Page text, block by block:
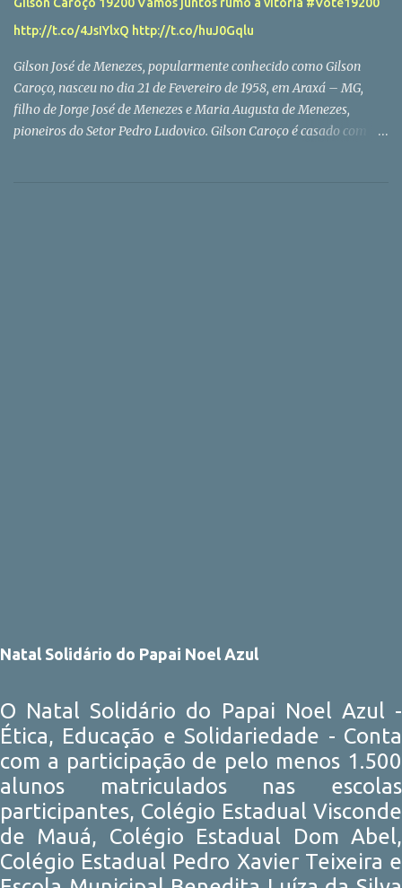
http://t.co/4JsIYlxQ http://t.co/huJ0Gqlu
Gilson José de Menezes, popularmente conhecido como Gilson
Caroço, nasceu no dia 21 de Fevereiro de 1958, em Araxá – MG,
filho de Jorge José de Menezes e Maria Augusta de Menezes,
pioneiros do Setor Pedro Ludovico. Gilson Caroço é casado com
Natal Solidário do Papai Noel Azul
O Natal Solidário do Papai Noel Azul -
Ética, Educação e Solidariedade - Conta
com a participação de pelo menos 1.500
alunos matriculados nas escolas
participantes, Colégio Estadual Visconde
de Mauá, Colégio Estadual Dom Abel,
Colégio Estadual Pedro Xavier Teixeira e